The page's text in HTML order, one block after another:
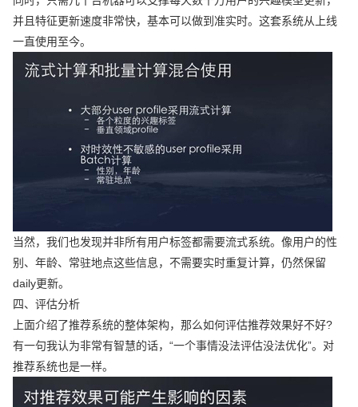
并且特征更新速度非常快，基本可以做到准实时。这套系统从上线
一直使用至今。
当然，我们也发现并非所有用户标签都需要流式系统。像用户的性
别、年龄、常驻地点这些信息，不需要实时重复计算，仍然保留
daily更新。
四、评估分析
上面介绍了推荐系统的整体架构，那么如何评估推荐效果好不好?
有一句我认为非常有智慧的话，“一个事情没法评估没法优化”。对
推荐系统也是一样。